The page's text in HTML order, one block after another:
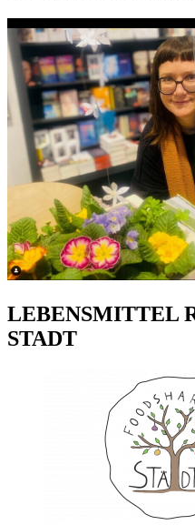
LEBENSMITTEL
STADT